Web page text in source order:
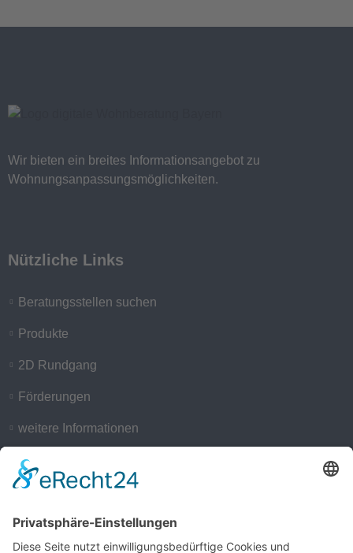
Wir bieten ein breites Informationsangebot zu
Wohnungsanpassungsmöglichkeiten.
Nützliche Links
Beratungsstellen suchen
Produkte
2D Rundgang
Förderungen
weitere Informationen